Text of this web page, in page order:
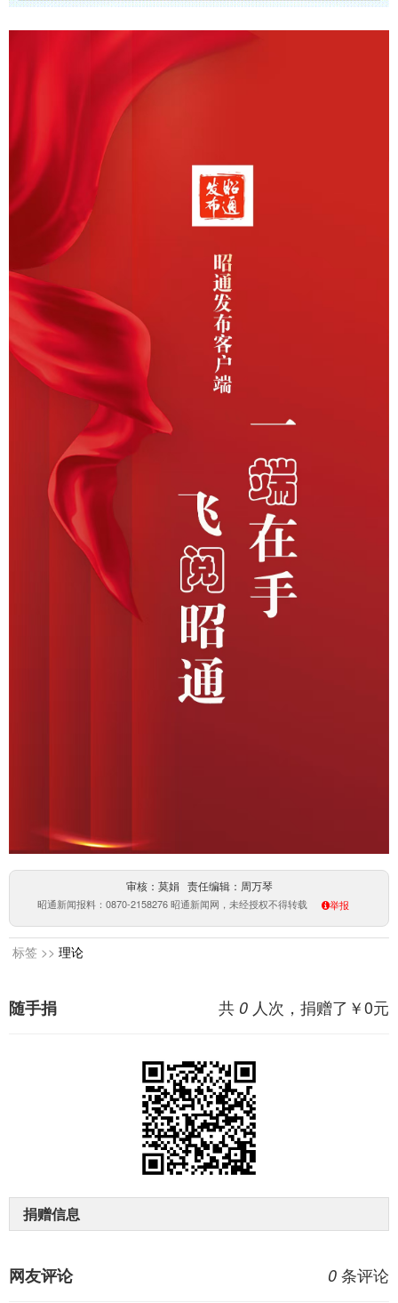
审核：莫娟 责任编辑：周万琴
昭通新闻报料：0870-2158276 昭通新闻网，未经授权不得转载 举报
标签 >> 理论
共 0 人次，捐赠了￥0元
随手捐
捐赠信息
0 条评论
网友评论